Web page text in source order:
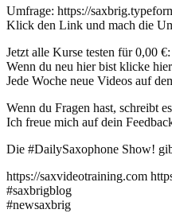
Umfrage: https://
Klick den Link und mach die
Jetzt alle Kurse testen für 0,00
Wenn du neu hier bist klicke
Jede Woche neue Videos auf
Wenn du Fragen hast, schreibt
Ich freue mich auf dein
Die #DailySaxophone Show!
https://saxvideotraining.com
#saxbrigblog
#newsaxbrig